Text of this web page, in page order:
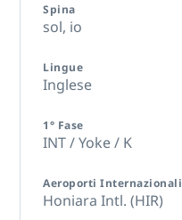
Spina
sol, io
Lingue
Inglese
1° Fase
INT / Yoke / K
Aeroporti Internazionali
Honiara Intl. (HIR)